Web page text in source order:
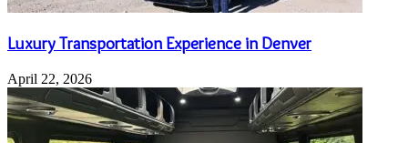
Luxury Transportation Experience in Denver
April 22, 2026